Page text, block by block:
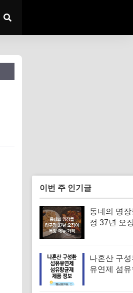
이번 주 인기글
동네의 명
정 37년 오
음 특징·메
나혼산 구
유연제 섬